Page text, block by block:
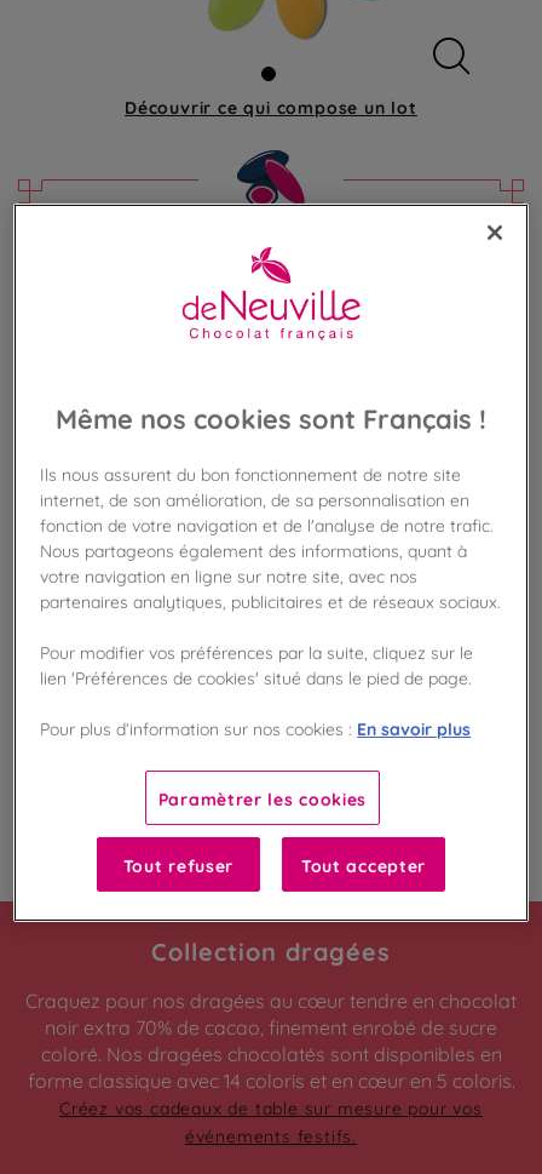
Découvrir ce qui compose un lot
Dragées chocolat
Chocolat noir 70% enrobé de sucre coloré
Vérifier la disponibilité en magasin
Frais de port offert
dès 50€ d'achat
Gagnez 54 points de fidélité !
100%
Fabriqué en France
Collection dragées
Craquez pour nos dragées au cœur tendre en chocolat
noir extra 70% de cacao, finement enrobé de sucre
coloré. Nos dragées chocolatés sont disponibles en
forme classique avec 14 coloris et en cœur en 5 coloris.
Créez vos cadeaux de table sur mesure pour vos
événements festifs.
Même nos cookies sont Français !
Ils nous assurent du bon fonctionnement de notre site
internet, de son amélioration, de sa personnalisation en
fonction de votre navigation et de l'analyse de notre trafic.
Nous partageons également des informations, quant à
votre navigation en ligne sur notre site, avec nos
partenaires analytiques, publicitaires et de réseaux sociaux.
Pour modifier vos préférences par la suite, cliquez sur le
lien 'Préférences de cookies' situé dans le pied de page.
Pour plus d’information sur nos cookies : En savoir plus
Paramètrer les cookies
Tout refuser Tout accepter